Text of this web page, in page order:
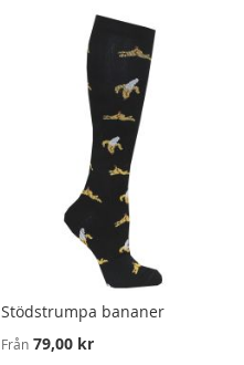
ÖNSKELISTA
TILL
FÖR
ATT
JÄMFÖRA
Stödstrumpa bananer
Från 79,00 kr